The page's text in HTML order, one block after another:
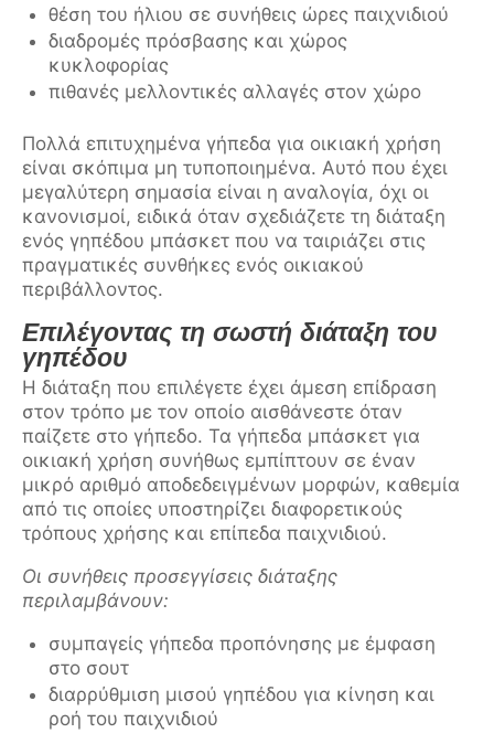
θέση του ήλιου σε συνήθεις ώρες παιχνιδιού
διαδρομές πρόσβασης και χώρος
κυκλοφορίας
πιθανές μελλοντικές αλλαγές στον χώρο
Πολλά επιτυχημένα γήπεδα για οικιακή χρήση
είναι σκόπιμα μη τυποποιημένα. Αυτό που έχει
μεγαλύτερη σημασία είναι η αναλογία, όχι οι
κανονισμοί, ειδικά όταν σχεδιάζετε τη διάταξη
ενός γηπέδου μπάσκετ που να ταιριάζει στις
πραγματικές συνθήκες ενός οικιακού
περιβάλλοντος.
Επιλέγοντας τη σωστή διάταξη του
γηπέδου
Η διάταξη που επιλέγετε έχει άμεση επίδραση
στον τρόπο με τον οποίο αισθάνεστε όταν
παίζετε στο γήπεδο. Τα γήπεδα μπάσκετ για
οικιακή χρήση συνήθως εμπίπτουν σε έναν
μικρό αριθμό αποδεδειγμένων μορφών, καθεμία
από τις οποίες υποστηρίζει διαφορετικούς
τρόπους χρήσης και επίπεδα παιχνιδιού.
Οι συνήθεις προσεγγίσεις διάταξης
περιλαμβάνουν:
συμπαγείς γήπεδα προπόνησης με έμφαση
στο σουτ
διαρρύθμιση μισού γηπέδου για κίνηση και
ροή του παιχνιδιού